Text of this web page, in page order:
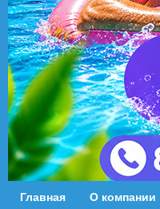
Главная О компании